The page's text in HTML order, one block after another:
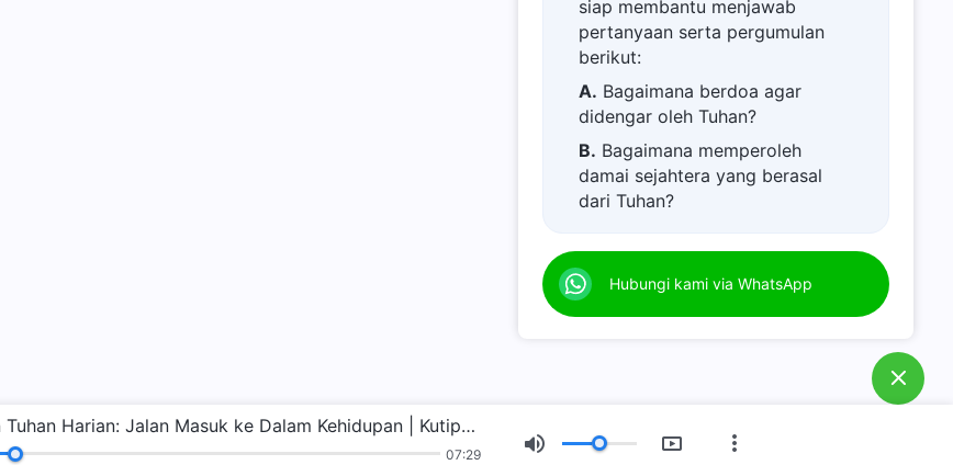
siap membantu menjawab
pertanyaan serta pergumulan
berikut:
A. Bagaimana berdoa agar
didengar oleh Tuhan?
B. Bagaimana memperoleh
damai sejahtera yang berasal
dari Tuhan?
D.
Belajar firman Tuhan dan
semakin dekat kepada Tuhan.
F.Bagaimana melepaskan diri
Hubungi kami via WhatsApp
Firman Tuhan Harian: Jalan Masuk ke Dalam Kehidupan | Kutipan 461
07:29